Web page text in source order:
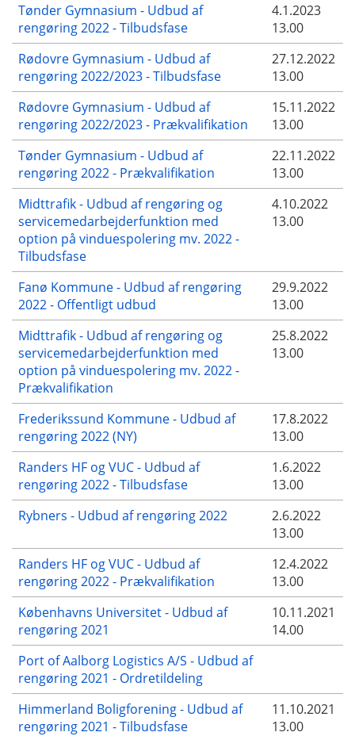
Tønder Gymnasium - Udbud af
rengøring 2022 - Tilbudsfase
4.1.2023
13.00
Rødovre Gymnasium - Udbud af
rengøring 2022/2023 - Tilbudsfase
27.12.2022
13.00
Rødovre Gymnasium - Udbud af
rengøring 2022/2023 - Prækvalifikation
15.11.2022
13.00
Tønder Gymnasium - Udbud af
rengøring 2022 - Prækvalifikation
22.11.2022
13.00
Midttrafik - Udbud af rengøring og
servicemedarbejderfunktion med
option på vinduespolering mv. 2022 -
Tilbudsfase
4.10.2022
13.00
Fanø Kommune - Udbud af rengøring
2022 - Offentligt udbud
29.9.2022
13.00
Midttrafik - Udbud af rengøring og
servicemedarbejderfunktion med
option på vinduespolering mv. 2022 -
Prækvalifikation
25.8.2022
13.00
Frederikssund Kommune - Udbud af
rengøring 2022 (NY)
17.8.2022
13.00
Randers HF og VUC - Udbud af
rengøring 2022 - Tilbudsfase
1.6.2022
13.00
Rybners - Udbud af rengøring 2022
2.6.2022
13.00
Randers HF og VUC - Udbud af
rengøring 2022 - Prækvalifikation
12.4.2022
13.00
Københavns Universitet - Udbud af
rengøring 2021
10.11.2021
14.00
Port of Aalborg Logistics A/S - Udbud af
rengøring 2021 - Ordretildeling
Himmerland Boligforening - Udbud af
rengøring 2021 - Tilbudsfase
11.10.2021
13.00